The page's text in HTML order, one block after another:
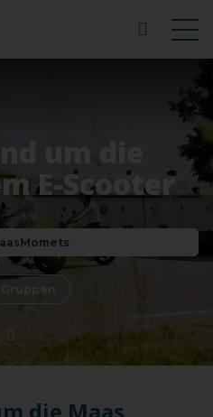
um die
E-Scooter
Gruppen